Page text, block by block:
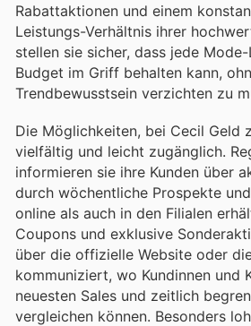
Rabattaktionen und einem
Leistungs-Verhältnis ihrer
stellen sie sicher, dass jede
Budget im Griff behalten kann,
Trendbewusstsein verzichten zu
Die Möglichkeiten, bei Cecil Geld
vielfältig und leicht zugänglich.
informieren sie ihre Kunden über
durch wöchentliche Prospekte
online als auch in den Filialen
Coupons und exklusive
über die offizielle Website oder
kommuniziert, wo Kundinnen und
neuesten Sales und zeitlich
vergleichen können. Besonders